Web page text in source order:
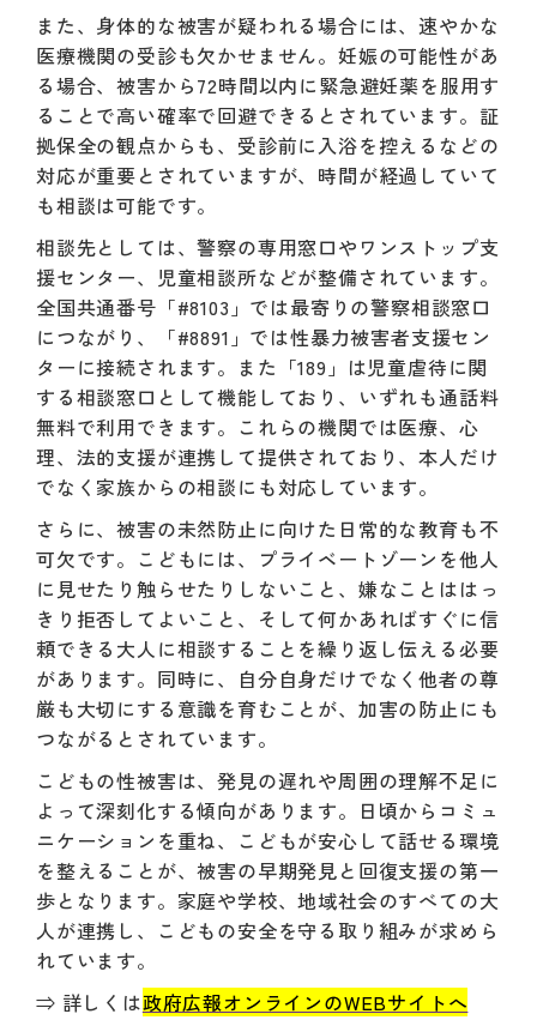
また、身体的な被害が疑われる場合には、速やかな
医療機関の受診も欠かせません。妊娠の可能性があ
る場合、被害から72時間以内に緊急避妊薬を服用す
ることで高い確率で回避できるとされています。証
拠保全の観点からも、受診前に入浴を控えるなどの
対応が重要とされていますが、時間が経過していて
も相談は可能です。
相談先としては、警察の専用窓口やワンストップ支
援センター、児童相談所などが整備されています。
全国共通番号「#8103」では最寄りの警察相談窓口
につながり、「#8891」では性暴力被害者支援セン
ターに接続されます。また「189」は児童虐待に関
する相談窓口として機能しており、いずれも通話料
無料で利用できます。これらの機関では医療、心
理、法的支援が連携して提供されており、本人だけ
でなく家族からの相談にも対応しています。
さらに、被害の未然防止に向けた日常的な教育も不
可欠です。こどもには、プライベートゾーンを他人
に見せたり触らせたりしないこと、嫌なことははっ
きり拒否してよいこと、そして何かあればすぐに信
頼できる大人に相談することを繰り返し伝える必要
があります。同時に、自分自身だけでなく他者の尊
厳も大切にする意識を育むことが、加害の防止にも
つながるとされています。
こどもの性被害は、発見の遅れや周囲の理解不足に
よって深刻化する傾向があります。日頃からコミュ
ニケーションを重ね、こどもが安心して話せる環境
を整えることが、被害の早期発見と回復支援の第一
歩となります。家庭や学校、地域社会のすべての大
人が連携し、こどもの安全を守る取り組みが求めら
れています。
⇒ 詳しくは政府広報オンラインのWEBサイトへ